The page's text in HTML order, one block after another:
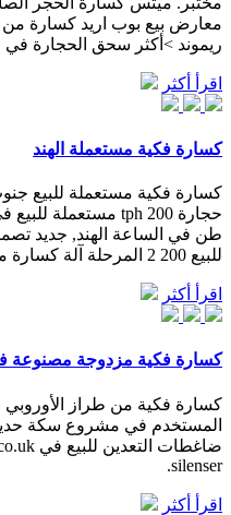
ريموند >أكثر سحق الحجارة
اقرأ أكثر
كسارة فكية مستعملة الهند
للبيع 200 2 المرحلة آلة كسارة متنقلة كسارات ثابتة, 200 ...
اقرأ أكثر
كسارة فكية مزدوجة مصنوعة
silenser.
اقرأ أكثر